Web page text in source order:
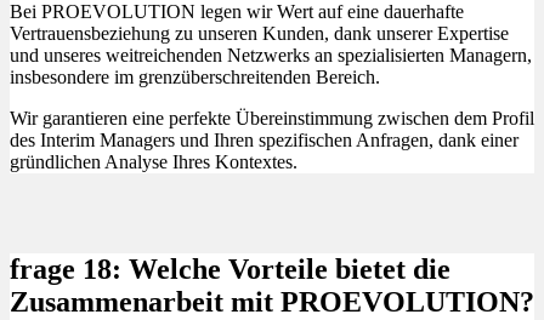
Bei PROEVOLUTION legen wir Wert auf eine dauerhafte
Vertrauensbeziehung zu unseren Kunden, dank unserer Expertise
und unseres weitreichenden Netzwerks an spezialisierten Managern,
insbesondere im grenzüberschreitenden Bereich.
Wir garantieren eine perfekte Übereinstimmung zwischen dem Profil
des Interim Managers und Ihren spezifischen Anfragen, dank einer
gründlichen Analyse Ihres Kontextes.
frage 18: Welche Vorteile bietet die
Zusammenarbeit mit PROEVOLUTION?